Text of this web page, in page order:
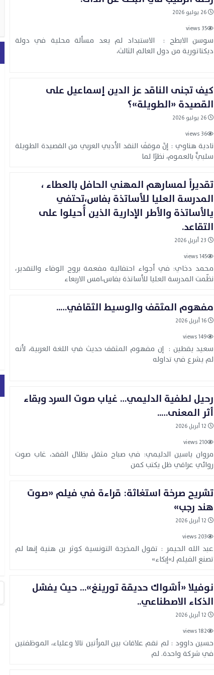
26 يوليو 2026
35 views
سوسن الابطح : الاستبداد لم يعد مسألة محلية في دولة
ديكتاتورية من دول العالم الثالث،
كيف تجنى الناقد عز الدين إسماعيل على
القصيدة «الطويلة»؟
26 يوليو 2026
36 views
نادية هناوي : إنَّ موقفَ النقد الأدبي العربي من القصيدة الطويلة
سلبيٌّ بالعموم، نظرًا لما
تقديراً لمسارهم المهني الحافل بالعطاء ،
المدرسة العليا للأساتذة بفاس،تحتفي
يالأساتذة والأطر الإدارية الذين أُحيلوا على
التقاعد.
23 أبريل 2026
145 views
محمد دخاي: في أجواء احتفالية مفعمة بروح الوفاء والتقدير،
نظّمت المدرسة العليا للأساتذة بفاس،امس الاربعاء
مفهوم المثقف والوسيط الثقافي…..
16 أبريل 2026
149 views
سعيد يقطين : إن مفهوم المثقف حديث في اللغة العربية، لأنه
لم يشرع في تداوله
رحيل لطفية الدليمي… غياب صوت السرد وبقاء
أثر المعنى…..
12 أبريل 2026
210 views
مروان ياسين الدليمي: في صباح مثقل بظلال الفقد، غاب صوت
روائي عراقي ظل يكتب كمن
تشريح صرخة استغاثة: قراءة في فيلم «صوت
هند رجب»
12 أبريل 2026
203 views
عبد الله الحيمر : تقول المخرجة التونسية كوثر بن هنية إنها لم
تصنع الفيلم لـ»إبكاء»
نوفيلا «أشواك حديقة تورينغ»… حيث يفشل
الذكاء الاصطناعي..
12 أبريل 2026
182 views
حسين داوود : لم تقم علاقات بين المرأتين تالا وعلياء، الموظفتين
في شركة واحدة. لم